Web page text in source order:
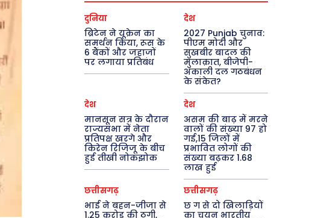
दुनिया
ब्रिटेन ने यूक्रेन का
समर्थन किया, रूस के
6 बैंकों और जहाजों
पर लगाया प्रतिबंध
देश
2027 Punjab चुनाव:
पीएम मोदी और
सुखबीर बादल की
मुलाक़ात, बीजेपी-
अकाली दल गठबंधन
के संकेत?
देश
मानसून सत्र के दौरान
राज्यसभा में नेता
प्रतिपक्ष खरगे और
किरेन रिजिजू के बीच
हुई तीखी नोकझोक
देश
असम की बाढ़ में मरने
वालों की संख्या 97 हो
गई,15 जिलों में
प्रभावित लोगों की
संख्या बढ़कर 1.68
लाख हुई
छत्तीसगढ़
भाई ने बहन-जीजा से
1.25 करोड़ की ठगी,
छत्तीसगढ़
छ ग से दो खिलाड़ियों
का चयन भारतीय